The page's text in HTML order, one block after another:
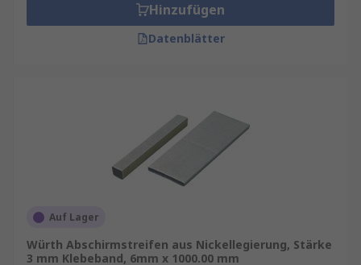
Hinzufügen
Datenblätter
Auf Lager
Würth Abschirmstreifen aus Nickellegierung, Stärke
3 mm Klebeband, 6mm x 1000.00 mm